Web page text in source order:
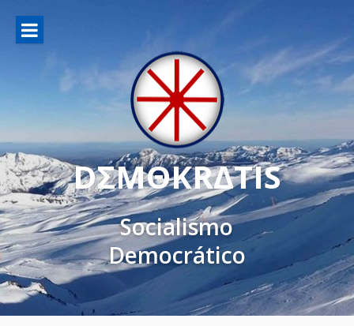
DΣMΘKRΔTIS
Socialismo
Democrático